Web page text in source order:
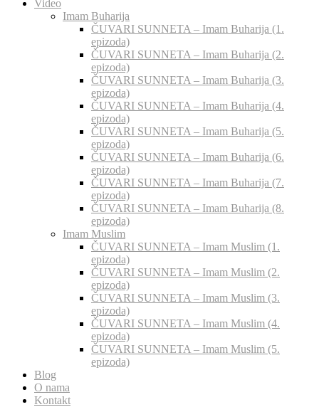
Video
Imam Buharija
ČUVARI SUNNETA – Imam Buharija (1.
epizoda)
ČUVARI SUNNETA – Imam Buharija (2.
epizoda)
ČUVARI SUNNETA – Imam Buharija (3.
epizoda)
ČUVARI SUNNETA – Imam Buharija (4.
epizoda)
ČUVARI SUNNETA – Imam Buharija (5.
epizoda)
ČUVARI SUNNETA – Imam Buharija (6.
epizoda)
ČUVARI SUNNETA – Imam Buharija (7.
epizoda)
ČUVARI SUNNETA – Imam Buharija (8.
epizoda)
Imam Muslim
ČUVARI SUNNETA – Imam Muslim (1.
epizoda)
ČUVARI SUNNETA – Imam Muslim (2.
epizoda)
ČUVARI SUNNETA – Imam Muslim (3.
epizoda)
ČUVARI SUNNETA – Imam Muslim (4.
epizoda)
ČUVARI SUNNETA – Imam Muslim (5.
epizoda)
Blog
O nama
Kontakt